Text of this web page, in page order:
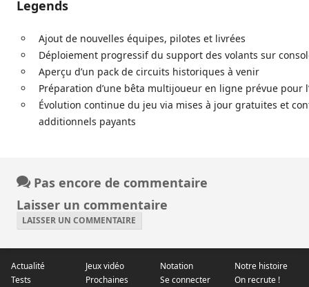
Legends
Ajout de nouvelles équipes, pilotes et livrées
Déploiement progressif du support des volants sur
Aperçu d’un pack de circuits historiques à venir
Préparation d’une bêta multijoueur en ligne prévue pour
Évolution continue du jeu via mises à jour gratuites et
additionnels payants
Pas encore de commentaire
Laisser un commentaire
LAISSER UN COMMENTAIRE
Actualité
Tests
Jeux vidéo
Prochaines
Notation
Se connecter
Notre histoire
On recrute !